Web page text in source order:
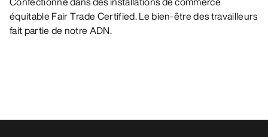
équitable Fair Trade Certified. Le bien-être des travailleurs
fait partie de notre ADN.